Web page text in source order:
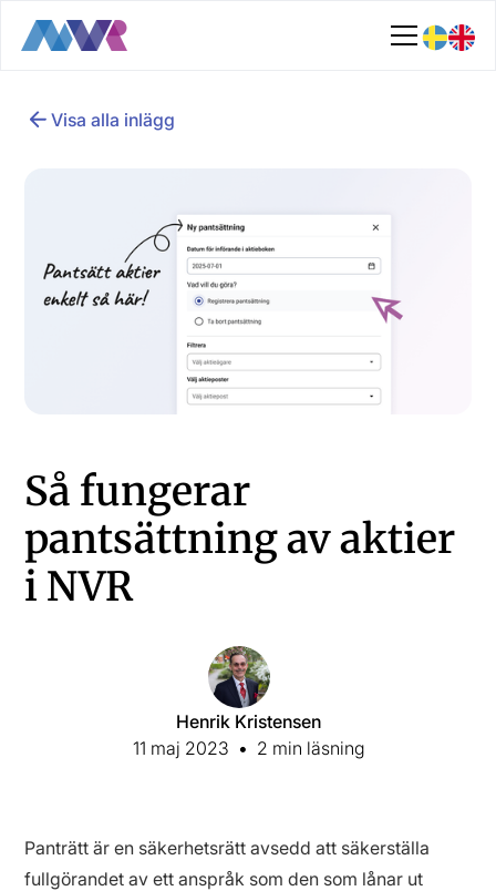
Visa alla inlägg
Så fungerar
pantsättning av aktier
i NVR
Henrik Kristensen
11 maj 2023 • 2 min läsning
Panträtt är en säkerhetsrätt avsedd att säkerställa
fullgörandet av ett anspråk som den som lånar ut